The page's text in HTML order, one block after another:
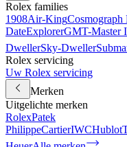
Rolex families
1908Air-KingCosmograph
DateExplorerGMT-Master
DwellerSky-Dweller
Rolex servicing
Uw Rolex servicing
Merken
Uitgelichte merken
RolexPatek
PhilippeCartierIWCHublot